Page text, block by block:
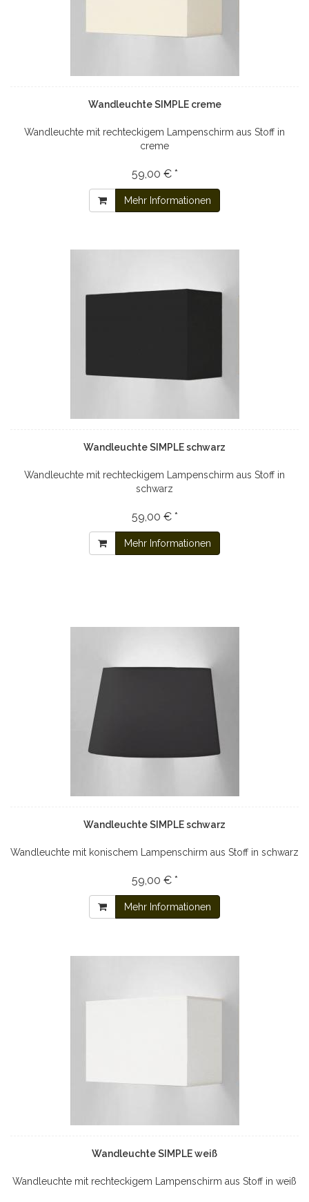
Wandleuchte SIMPLE creme
Wandleuchte mit rechteckigem Lampenschirm aus Stoff in
creme
59,00 € *
Mehr Informationen
Wandleuchte SIMPLE schwarz
Wandleuchte mit rechteckigem Lampenschirm aus Stoff in
schwarz
59,00 € *
Mehr Informationen
Wandleuchte SIMPLE schwarz
Wandleuchte mit konischem Lampenschirm aus Stoff in schwarz
59,00 € *
Mehr Informationen
Wandleuchte SIMPLE weiß
Wandleuchte mit rechteckigem Lampenschirm aus Stoff in weiß